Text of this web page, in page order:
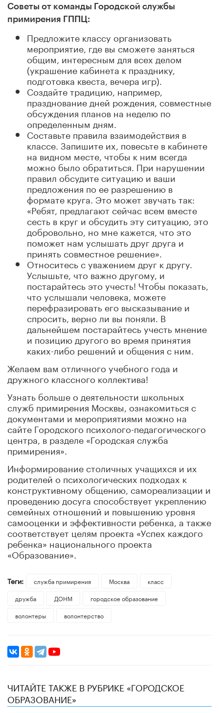
Советы от команды Городской службы
примирения ГППЦ:
Предложите классу организовать
мероприятие, где вы сможете заняться
общим, интересным для всех делом
(украшение кабинета к празднику,
подготовка квеста, вечера игр).
Создайте традицию, например,
празднование дней рождения, совместные
обсуждения планов на неделю по
определенным дням.
Составьте правила взаимодействия в
классе. Запишите их, повесьте в кабинете
на видном месте, чтобы к ним всегда
можно было обратиться. При нарушении
правил обсудите ситуацию и ваши
предложения по ее разрешению в
формате круга. Это может звучать так:
«Ребят, предлагают сейчас всем вместе
сесть в круг и обсудить эту ситуацию, это
добровольно, но мне кажется, что это
поможет нам услышать друг друга и
принять совместное решение».
Относитесь с уважением друг к другу.
Услышьте, что важно другому, и
постарайтесь это учесть! Чтобы показать,
что услышали человека, можете
перефразировать его высказывание и
спросить, верно ли вы поняли. В
дальнейшем постарайтесь учесть мнение
и позицию другого во время принятия
каких-либо решений и общения с ним.
Желаем вам отличного учебного года и
дружного классного коллектива!
Узнать больше о деятельности школьных
служб примирения Москвы, ознакомиться с
документами и мероприятиями можно на
сайте Городского психолого-педагогического
центра, в разделе «Городская служба
примирения».
Информирование столичных учащихся и их
родителей о психологических подходах к
конструктивному общению, самореализации и
проведению досуга способствует укреплению
семейных отношений и повышению уровня
самооценки и эффективности ребенка, а также
соответствует целям проекта «Успех каждого
ребенка» национального проекта
«Образование».
Теги: служба примирения Москва
класс
дружба
ДОНМ
городское образование
волонтеры
волонтерство
ЧИТАЙТЕ ТАКЖЕ В РУБРИКЕ «ГОРОДСКОЕ
ОБРАЗОВАНИЕ»